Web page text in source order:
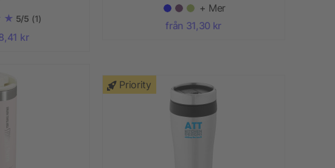
5/5 (1)
kr
spillsäkert lock
+ Mer
från 31,30 kr
Priority